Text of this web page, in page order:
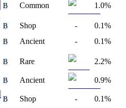
B Common 1.0%
B Shop -
0.1%
B Ancient - 0.1%
B Rare 2.2%
B Ancient 0.9%
B Shop - 0.1%